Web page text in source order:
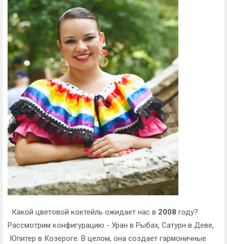
Какой цветовой коктейль ожидает нас в 2008 году?
Рассмотрим конфигурацию - Уран в Рыбах, Сатурн в Деве,
Юпитер в Козероге. В целом, она создает гармоничные